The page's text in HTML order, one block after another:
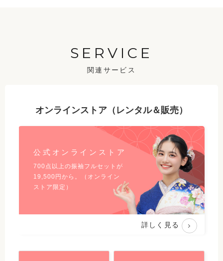
SERVICE
関連サービス
オンラインストア（レンタル＆販売）
公式オンラインストア
700点以上の振袖フルセットが
19,500 円から。（オンライン
ストア限定）
詳しく見る